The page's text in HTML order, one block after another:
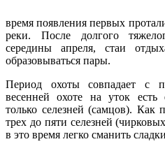
время появления первых
реки. После долгого
середины апреля, стаи
образовываться пары.
Период охоты совпадает с
весенней охоте на уток есть
только селезней (самцов). Как
трех до пяти селезней
в это время легко сманить